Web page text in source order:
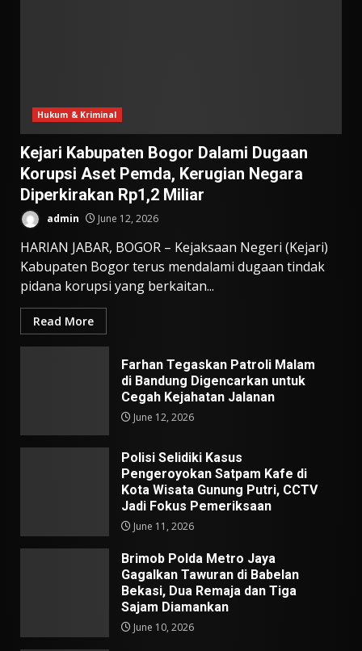
Hukum & Kriminal
Kejari Kabupaten Bogor Dalami Dugaan
Korupsi Aset Pemda, Kerugian Negara
Diperkirakan Rp1,2 Miliar
admin June 12, 2026
HARIAN JABAR, BOGOR – Kejaksaan Negeri (Kejari)
Kabupaten Bogor terus mendalami dugaan tindak
pidana korupsi yang berkaitan...
Read More
Farhan Tegaskan Patroli Malam
di Bandung Digencarkan untuk
Cegah Kejahatan Jalanan
June 12, 2026
Polisi Selidiki Kasus
Pengeroyokan Satpam Kafe di
Kota Wisata Gunung Putri, CCTV
Jadi Fokus Pemeriksaan
June 11, 2026
Brimob Polda Metro Jaya
Gagalkan Tawuran di Babelan
Bekasi, Dua Remaja dan Tiga
Sajam Diamankan
June 10, 2026